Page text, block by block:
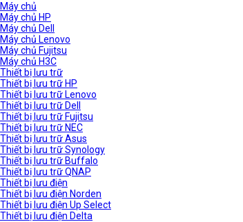
Máy chủ
Máy chủ HP
Máy chủ Dell
Máy chủ Lenovo
Máy chủ Fujitsu
Máy chủ H3C
Thiết bị lưu trữ
Thiết bị lưu trữ HP
Thiết bị lưu trữ Lenovo
Thiết bị lưu trữ Dell
Thiết bị lưu trữ Fujitsu
Thiết bị lưu trữ NEC
Thiết bị lưu trữ Asus
Thiết bị lưu trữ Synology
Thiết bị lưu trữ Buffalo
Thiết bị lưu trữ QNAP
Thiết bị lưu điện
Thiết bị lưu điện Norden
Thiết bị lưu điện Up Select
Thiết bị lưu điện Delta